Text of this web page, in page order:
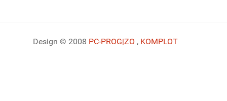
Design © 2008 PC-PROG|ZO , KOMPLOT